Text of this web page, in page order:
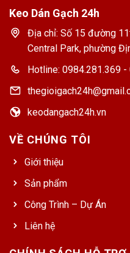
Keo Dán Gạch 24h
Địa chỉ: Số 15 đường
Central Park, phường
Hotline: 0984.281.369
keodangach24h.vn
VỀ CHÚNG TÔI
Giới thiệu
Sản phẩm
Công Trình – Dự Án
Liên hệ